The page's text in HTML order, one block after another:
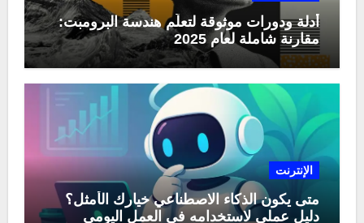
أدلة ودورات موثوقة لتعلّم هندسة البرومبت:
مقارنة شاملة لعام 2025
الإنترنت
متى يكون الذكاء الاصطناعي خيارك الأمثل؟
دليل عملي لاستخدامه في العمل اليومي